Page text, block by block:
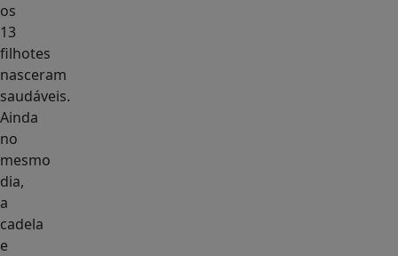
os
13
filhotes
nasceram
saudáveis.
Ainda
no
mesmo
dia,
a
cadela
e